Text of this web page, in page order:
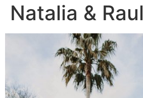
Natalia & Raul